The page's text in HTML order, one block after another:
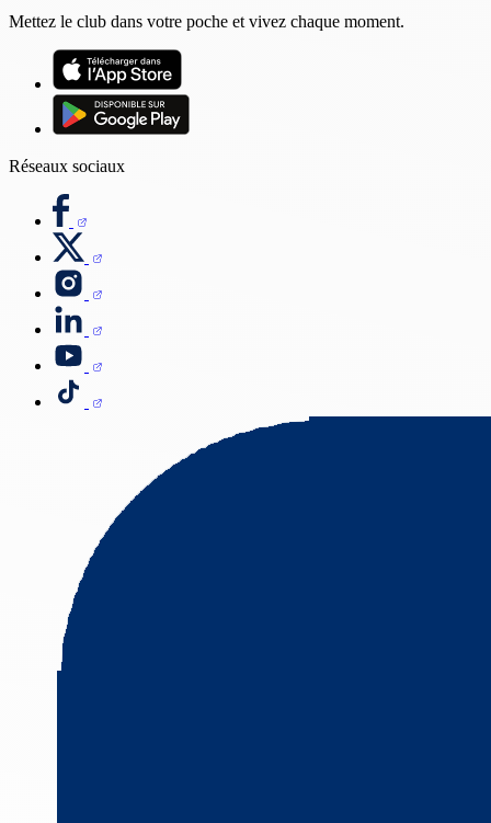
Mettez le club dans votre poche et vivez chaque moment.
Réseaux sociaux